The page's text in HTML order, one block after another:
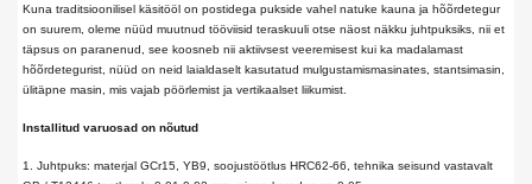
Kuna traditsioonilisel käsitööl on postidega pukside vahel natuke kauna ja hõõrdetegur
on suurem, oleme nüüd muutnud tööviisid teraskuuli otse näost näkku juhtpuksiks, nii et
täpsus on paranenud, see koosneb nii aktiivsest veeremisest kui ka madalamast
hõõrdetegurist, nüüd on neid laialdaselt kasutatud mulgustamismasinates, stantsimasin,
ülitäpne masin, mis vajab pöörlemist ja vertikaalset liikumist.
Installitud varuosad on nõutud
1. Juhtpuks: materjal GCr15, YB9, soojustöötlus HRC62-66, tehnika seisund vastavalt